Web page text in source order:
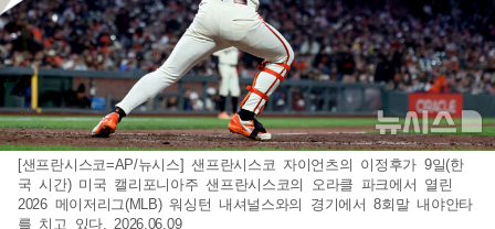
[샌프란시스코=AP/뉴시스] 샌프란시스코 자이언츠의 이정후가 9일(한
국 시간) 미국 캘리포니아주 샌프란시스코의 오라클 파크에서 열린
2026 메이저리그(MLB) 워싱턴 내셔널스와의 경기에서 8회말 내야안타
를 치고 있다. 2026.06.09